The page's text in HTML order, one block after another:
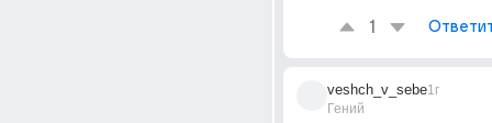
1
veshch_v_sebe
Гений
1г